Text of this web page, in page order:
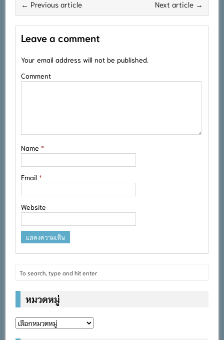
← Previous article Next article →
Leave a comment
Your email address will not be published.
Comment
Name*
Email*
Website
หมวดหมู่
หมวด